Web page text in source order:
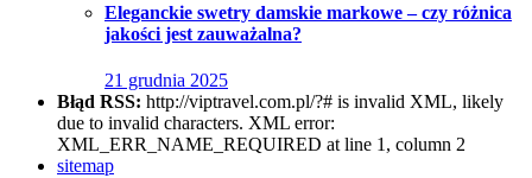
Eleganckie swetry damskie markowe – czy różnica
jakości jest zauważalna?
21 grudnia 2025
Błąd RSS: http://viptravel.com.pl/?# is invalid XML, likely
due to invalid characters. XML error:
XML_ERR_NAME_REQUIRED at line 1, column 2
sitemap